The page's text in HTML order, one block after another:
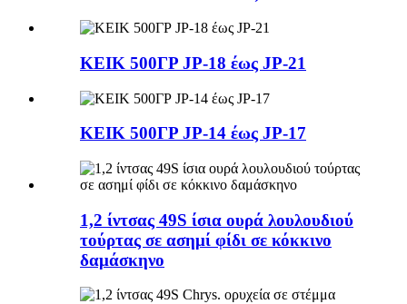
ΚΕΙΚ 500ΓΡ JP-18 έως JP-21
ΚΕΙΚ 500ΓΡ JP-14 έως JP-17
1,2 ίντσας 49S ίσια ουρά λουλουδιού
τούρτας σε ασημί φίδι σε κόκκινο
δαμάσκηνο